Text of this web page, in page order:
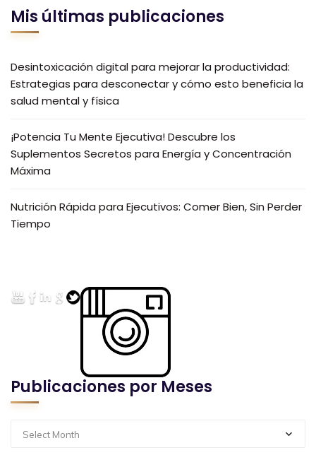
Mis últimas publicaciones
Desintoxicación digital para mejorar la productividad:
Estrategias para desconectar y cómo esto beneficia la
salud mental y física
¡Potencia Tu Mente Ejecutiva! Descubre los
Suplementos Secretos para Energía y Concentración
Máxima
Nutrición Rápida para Ejecutivos: Comer Bien, Sin Perder
Tiempo
Publicaciones por Meses
Select Month